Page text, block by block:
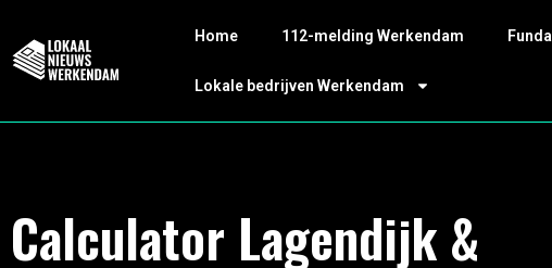
Home 112-melding Werkendam Funda
Lokale bedrijven Werkendam
Calculator Lagendijk &